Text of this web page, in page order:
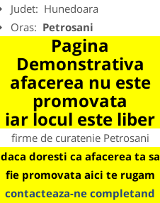
Judet: Hunedoara
Oras: Petrosani
Pagina
Demonstrativa
afacerea nu este
promovata
iar locul este liber
firme de curatenie Petrosani
daca doresti ca afacerea ta sa
fie promovata aici te rugam
contacteaza-ne completand